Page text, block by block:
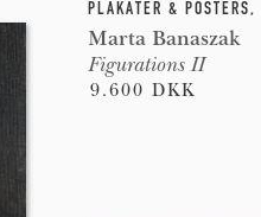
PLAKATER & POSTERS,
Marta Banaszak
Figurations II
9.600 DKK